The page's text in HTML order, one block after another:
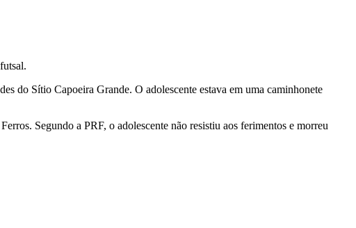
do Sítio Capoeira Grande. O adolescente estava em uma caminhonete
Segundo a PRF, o adolescente não resistiu aos ferimentos e morreu